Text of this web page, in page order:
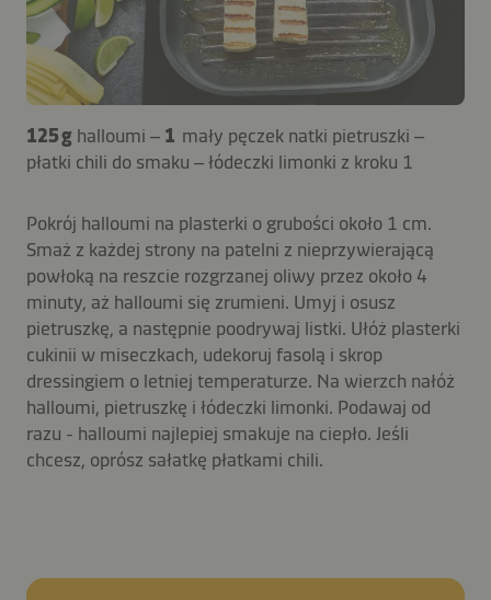
125 g halloumi – 1 mały pęczek natki pietruszki –
płatki chili do smaku – łódeczki limonki z kroku 1
Pokrój halloumi na plasterki o grubości około 1 cm.
Smaż z każdej strony na patelni z nieprzywierającą
powłoką na reszcie rozgrzanej oliwy przez około 4
minuty, aż halloumi się zrumieni. Umyj i osusz
pietruszkę, a następnie poodrywaj listki. Ułóż plasterki
cukinii w miseczkach, udekoruj fasolą i skrop
dressingiem o letniej temperaturze. Na wierzch nałóż
halloumi, pietruszkę i łódeczki limonki. Podawaj od
razu - halloumi najlepiej smakuje na ciepło. Jeśli
chcesz, oprósz sałatkę płatkami chili.